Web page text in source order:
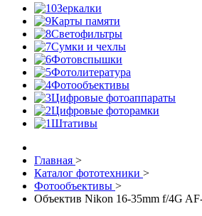
Зеркалки
Карты памяти
Светофильтры
Сумки и чехлы
Фотовспышки
Фотолитература
Фотообъективы
Цифровые фотоаппараты
Цифровые фоторамки
Штативы
Главная >
Каталог фототехники >
Фотообъективы >
Объектив Nikon 16-35mm f/4G